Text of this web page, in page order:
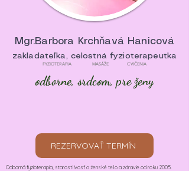
Mgr.Barbora Krchňavá Hanicová
zakladateľka, celostná fyzioterapeutka
FYZIOTERAPIA MASÁŽE CVIČENIA
odborne, srdcom, pre ženy
REZERVOVAŤ TERMÍN
Odborná fyzioterapia, starostlivosť o ženské telo a zdravie od roku 2005.